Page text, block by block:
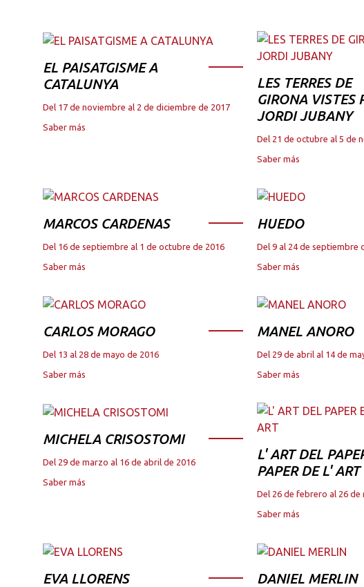
EL PAISATGISME A
CATALUNYA
Del 17 de noviembre al 2 de diciembre de 2017
Saber más
LES TERRES DE
GIRONA VISTES
JORDI JUBANY
Del 21 de octubre al 5 de
Saber más
MARCOS CARDENAS
Del 16 de septiembre al 1 de octubre de 2016
Saber más
HUEDO
Del 9 al 24 de septiembre
Saber más
CARLOS MORAGO
Del 13 al 28 de mayo de 2016
Saber más
MANEL ANORO
Del 29 de abril al 14 de
Saber más
MICHELA CRISOSTOMI
Del 29 de marzo al 16 de abril de 2016
Saber más
L' ART DEL
PAPER DE L' ART
Del 26 de febrero al 26 de
Saber más
EVA LLORENS DANIEL MERLIN